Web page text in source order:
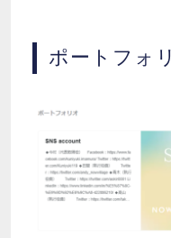
ポートフォ